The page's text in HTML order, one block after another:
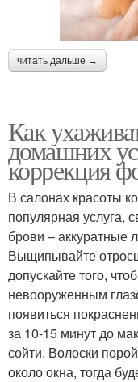
читать дальше →
Как
домашних
коррекция
В салонах красоты
популярная услуга,
брови – аккуратные
Выщипывайте
допускайте того,
невооруженным
появиться
за 10-15 минут до
сойти. Волоски
около окна, тогда